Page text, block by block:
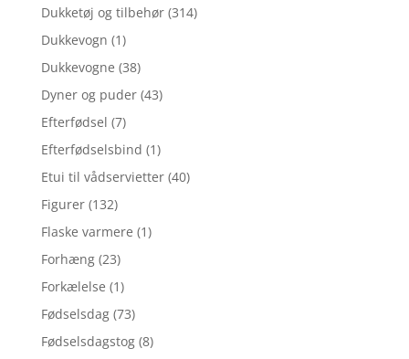
Dukketøj og tilbehør (314)
Dukkevogn (1)
Dukkevogne (38)
Dyner og puder (43)
Efterfødsel (7)
Efterfødselsbind (1)
Etui til vådservietter (40)
Figurer (132)
Flaske varmere (1)
Forhæng (23)
Forkælelse (1)
Fødselsdag (73)
Fødselsdagstog (8)